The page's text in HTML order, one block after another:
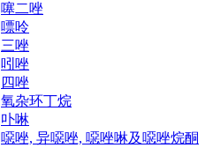
噻二唑
嘌呤
三唑
吲唑
四唑
氧杂环丁烷
卟啉
噁唑, 异噁唑, 噁唑啉及噁唑烷酮